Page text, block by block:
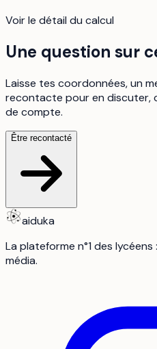
Voir le détail du calcul
Une question sur
Laisse tes coordonnées, un
recontacte pour en discuter,
de compte.
Être recontacté
aiduka
La plateforme n°1 des
média.